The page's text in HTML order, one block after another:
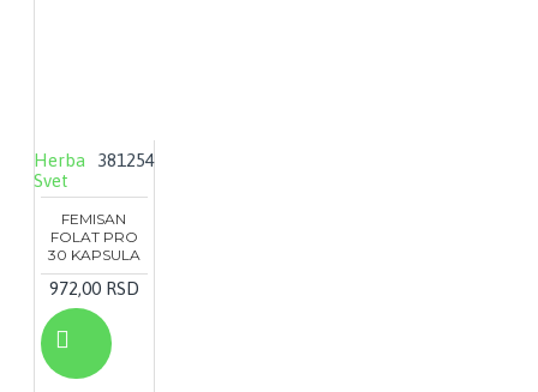
Herba
Svet
381254
FEMISAN
FOLAT PRO
30 KAPSULA
972,00 RSD